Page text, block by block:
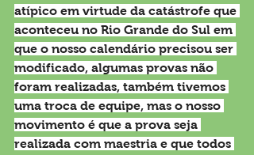
atípico em virtude da catástrofe que
aconteceu no Rio Grande do Sul em
que o nosso calendário precisou ser
modificado, algumas provas não
foram realizadas, também tivemos
uma troca de equipe, mas o nosso
movimento é que a prova seja
realizada com maestria e que todos